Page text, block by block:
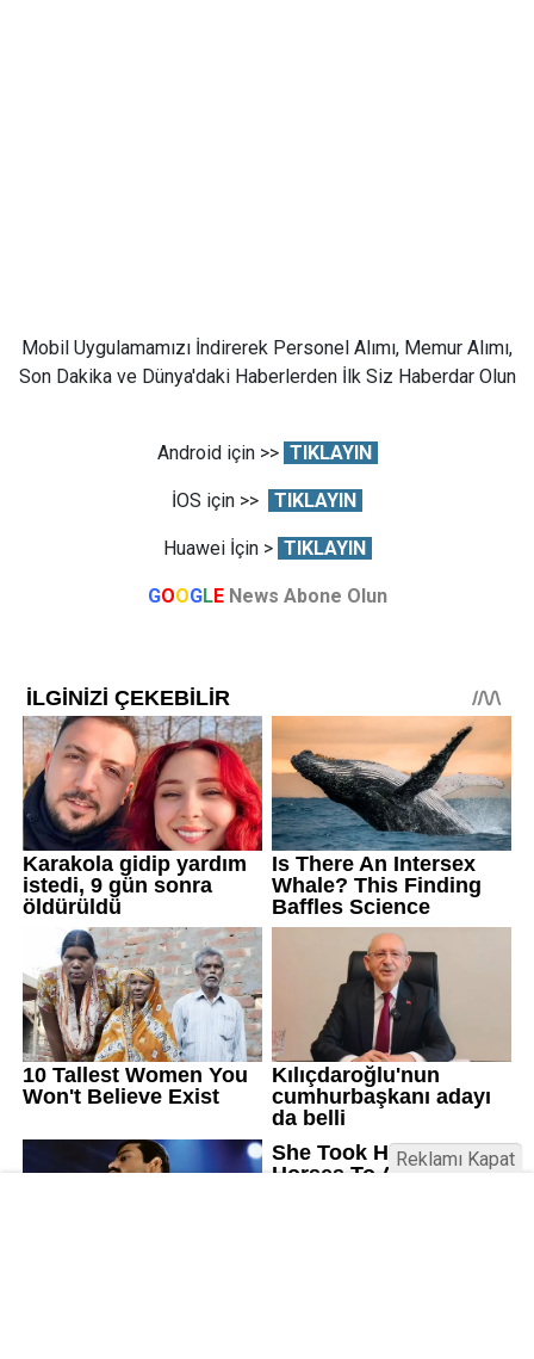
Mobil Uygulamamızı İndirerek Personel Alımı, Memur Alımı,
Son Dakika ve Dünya'daki Haberlerden İlk Siz Haberdar Olun
Android için >> TIKLAYIN
İOS için >> TIKLAYIN
Huawei İçin > TIKLAYIN
GOOGLE News Abone Olun
Reklamı Kapat